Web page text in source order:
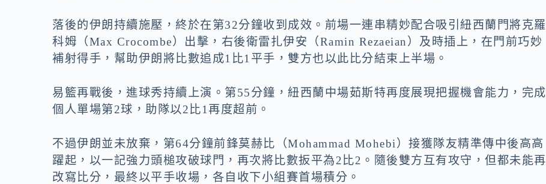
落後的伊朗持續施壓，終於在第32分鐘收到成效。前場一連串精妙配合吸引紐西蘭門將克羅
科姆（Max Crocombe）出擊，右後衛雷扎伊安（Ramin Rezaeian）及時插上，在門前巧妙
補射得手，幫助伊朗將比數追成1比1平手，雙方也以此比分結束上半場。
易籃再戰後，進球秀持續上演。第55分鐘，紐西蘭中場茹斯特再度展現把握機會能力，完成
個人單場第2球，助隊以2比1再度超前。
不過伊朗並未放棄，第64分鐘前鋒莫赫比（Mohammad Mohebi）接獲隊友精準傳中後高高
躍起，以一記強力頭槌攻破球門，再次將比數扳平為2比2。隨後雙方互有攻守，但都未能再
改寫比分，最終以平手收場，各自收下小組賽首場積分。